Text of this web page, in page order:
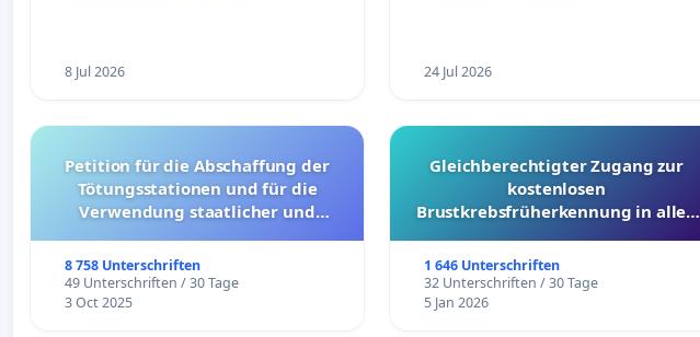
8 Jul 2026 24 Jul 2026
Petition für die Abschaffung der
Tötungsstationen und für die
Verwendung staatlicher und
8 758 Unterschriften
49 Unterschriften / 30 Tage
3 Oct 2025
Gleichberechtigter Zugang zur
kostenlosen
Brustkrebsfrüherkennung in allen
1 646 Unterschriften
32 Unterschriften / 30 Tage
5 Jan 2026